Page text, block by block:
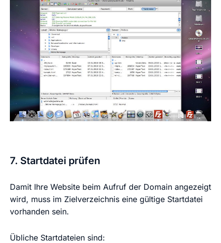
7. Startdatei prüfen
Damit Ihre Website beim Aufruf der Domain angezeigt
wird, muss im Zielverzeichnis eine gültige Startdatei
vorhanden sein.
Übliche Startdateien sind: